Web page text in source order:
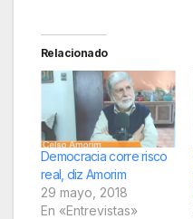
Relacionado
Democracia corre risco
real, diz Amorim
29 mayo, 2018
En «Entrevistas»